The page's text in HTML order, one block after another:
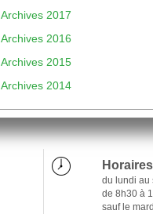
Archives 2017
Archives 2016
Archives 2015
Archives 2014
du lundi au
de 8h30 à
sauf le